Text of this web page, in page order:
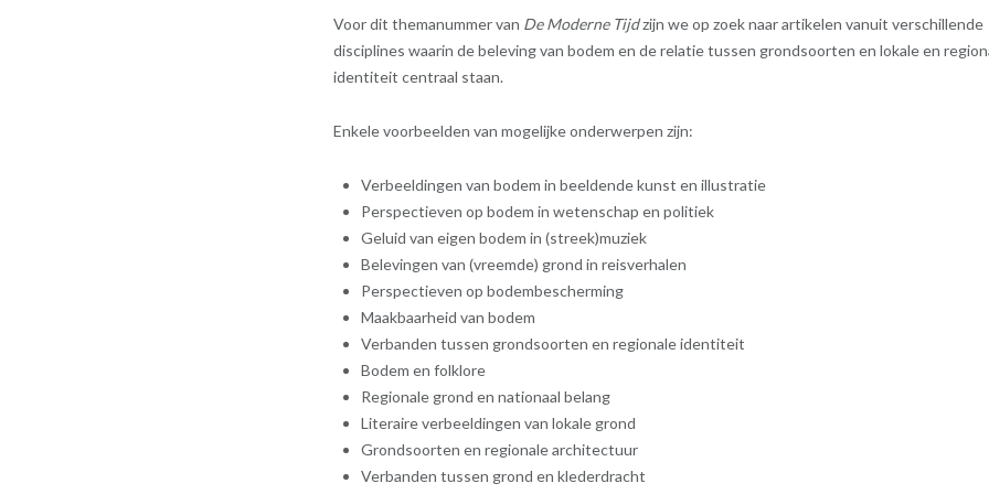
Voor dit themanummer van De Moderne Tijdzijn we op zoek naar artikelen vanuit verschillende
disciplines waarin de beleving van bodem en de relatie tussen grondsoorten en lokale en
identiteit centraal staan.
Enkele voorbeelden van mogelijke onderwerpen zijn:
Verbeeldingen van bodem in beeldende kunst en illustratie
Perspectieven op bodem in wetenschap en politiek
Geluid van eigen bodem in (streek)muziek
Belevingen van (vreemde) grond in reisverhalen
Perspectieven op bodembescherming
Maakbaarheid van bodem
Verbanden tussen grondsoorten en regionale identiteit
Bodem en folklore
Regionale grond en nationaal belang
Literaire verbeeldingen van lokale grond
Grondsoorten en regionale architectuur
Verbanden tussen grond en klederdracht